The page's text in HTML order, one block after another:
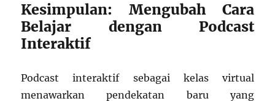
Kesimpulan: Mengubah Cara
Belajar dengan Podcast
Interaktif
Podcast interaktif sebagai kelas virtual
menawarkan pendekatan baru yang